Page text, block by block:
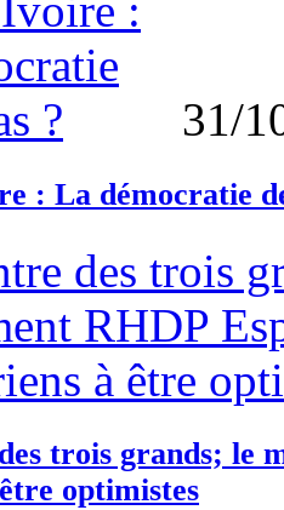
31/
: La démocratie
trois grands; le
optimistes